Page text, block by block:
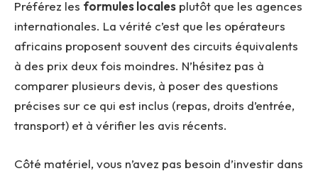
Préférez les formules locales plutôt que les agences
internationales. La vérité c’est que les opérateurs
africains proposent souvent des circuits équivalents
à des prix deux fois moindres. N’hésitez pas à
comparer plusieurs devis, à poser des questions
précises sur ce qui est inclus (repas, droits d’entrée,
transport) et à vérifier les avis récents.
Côté matériel, vous n’avez pas besoin d’investir dans